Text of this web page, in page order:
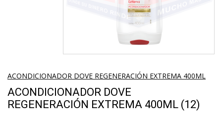
ACONDICIONADOR DOVE REGENERACIÓN EXTREMA 400ML
ACONDICIONADOR DOVE
REGENERACIÓN EXTREMA 400ML (12)